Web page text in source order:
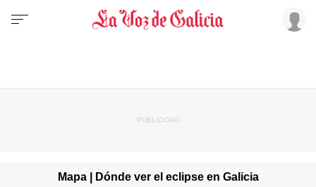
Mapa | Dónde ver el eclipse en Galicia